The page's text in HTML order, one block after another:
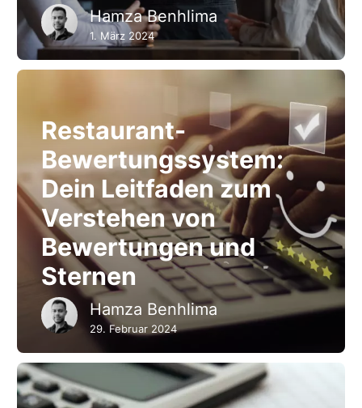
Hamza Benhlima
1. März 2024
Restaurant-
Bewertungssystem:
Dein Leitfaden zum
Verstehen von
Bewertungen und
Sternen
Hamza Benhlima
29. Februar 2024